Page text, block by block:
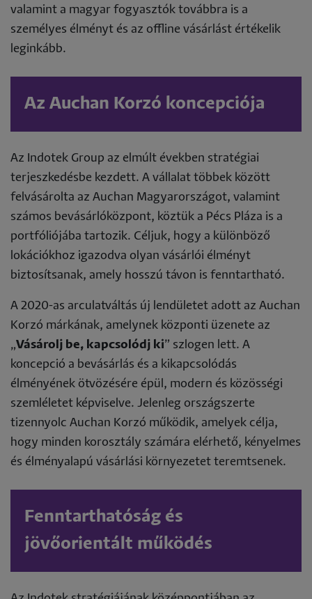
valamint a magyar fogyasztók továbbra is a
személyes élményt és az offline vásárlást értékelik
leginkább.
Az Auchan Korzó koncepciója
Az Indotek Group az elmúlt években stratégiai
terjeszkedésbe kezdett. A vállalat többek között
felvásárolta az Auchan Magyarországot, valamint
számos bevásárlóközpont, köztük a Pécs Pláza is a
portfóliójába tartozik. Céljuk, hogy a különböző
lokációkhoz igazodva olyan vásárlói élményt
biztosítsanak, amely hosszú távon is fenntartható.
A 2020-as arculatváltás új lendületet adott az Auchan
Korzó márkának, amelynek központi üzenete az
„Vásárolj be, kapcsolódj ki” szlogen lett. A
koncepció a bevásárlás és a kikapcsolódás
élményének ötvözésére épül, modern és közösségi
szemléletet képviselve. Jelenleg országszerte
tizennyolc Auchan Korzó működik, amelyek célja,
hogy minden korosztály számára elérhető, kényelmes
és élményalapú vásárlási környezetet teremtsenek.
Fenntarthatóság és
jövőorientált működés